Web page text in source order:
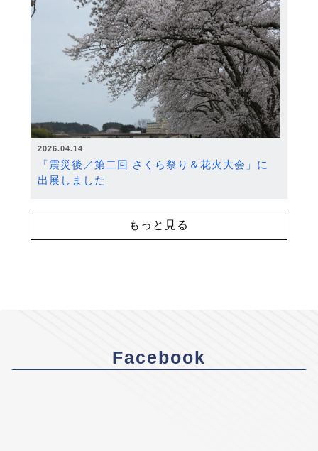
2026.04.14
「震災後／第二回 さくら祭り＆花火大会」に
出展しました
もっと見る
Facebook